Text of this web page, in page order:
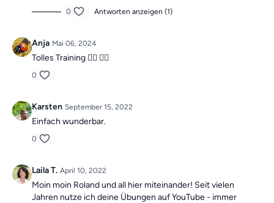
0 Antworten anzeigen (1)
Anja Mai 06, 2024
Tolles Training 👍🏼 👍🏼
0
Karsten September 15, 2022
Einfach wunderbar.
0
Laila T. April 10, 2022
Moin moin Roland und all hier miteinander! Seit vielen
Jahren nutze ich deine Übungen auf YouTube - immer